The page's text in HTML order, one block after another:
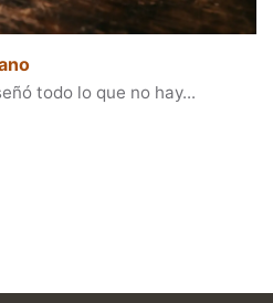
todo lo que no hay...